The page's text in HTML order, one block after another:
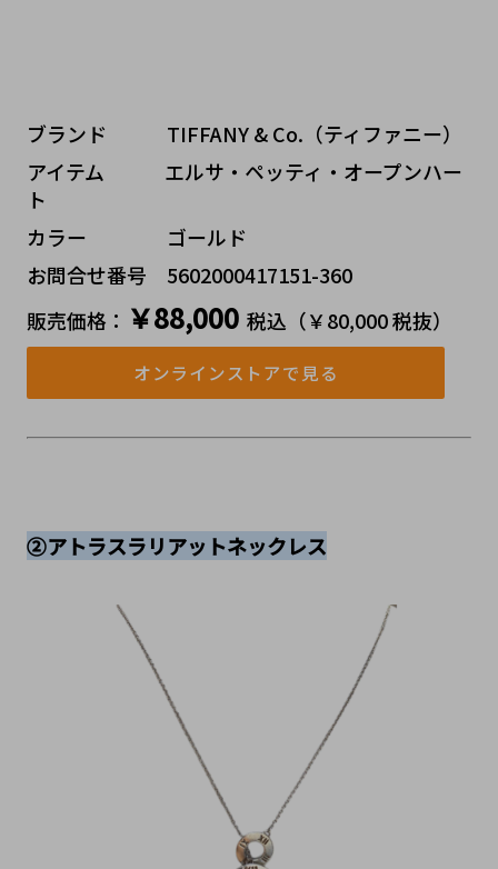
ブランド   TIFFANY & Co.（ティファニー）
アイテム   エルサ・ペッティ・オープンハー
ト
カラー    ゴールド
お問合せ番号 5602000417151-360
販売価格： ￥88,000 税込（￥80,000 税抜）
オンラインストアで見る
②アトラスラリアットネックレス